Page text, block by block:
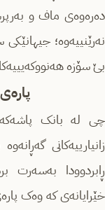
دەرەوەی ماف و
نەرێنییەوە؛
بێ سۆزە
چی لە بانک
زانیارییەكانی
ڕابردوودا بەسەرت
خێرایانەی كە وەک